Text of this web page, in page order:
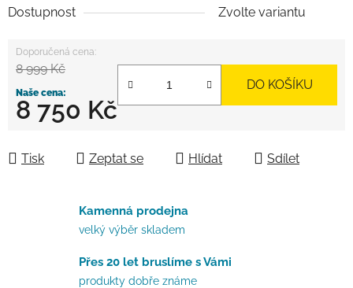
Dostupnost Zvolte variantu
8 999 Kč
8 750 Kč
DO KOŠÍKU
Tisk Zeptat se Hlídat Sdílet
Kamenná prodejna
velký výběr skladem
Přes 20 let bruslíme s Vámi
produkty dobře známe